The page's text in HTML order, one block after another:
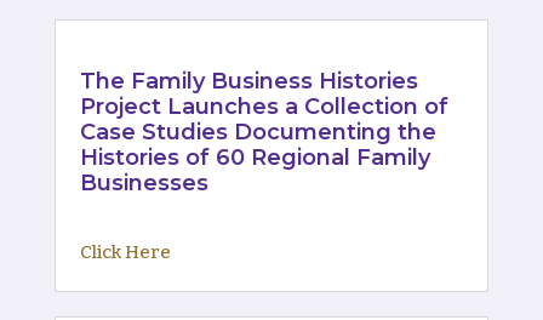
The Family Business Histories
Project Launches a Collection of
Case Studies Documenting the
Histories of 60 Regional Family
Businesses
Click Here